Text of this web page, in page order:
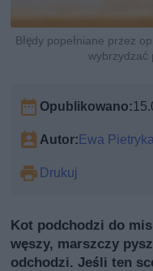
Błędy popełniane przez
wybrzydzać
Opublikowano:
Autor:Ewa Pietryka
Drukuj
Kot podchodzi do
węszy, marszczy
odchodzi. Jeśli ten